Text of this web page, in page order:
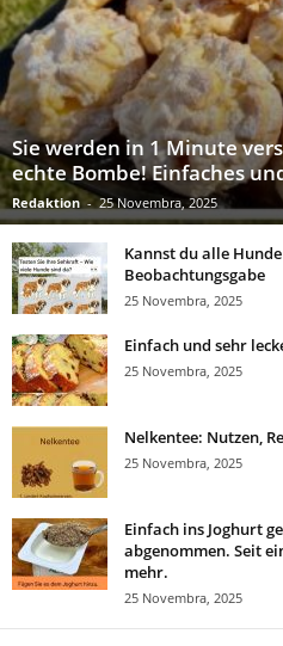
Sie werden in 1 Minute
echte Bombe! Einfaches
Redaktion - 25 Novembra, 2025
Kannst du alle
Beobachtungsgabe
25 Novembra, 2025
Einfach und sehr
25 Novembra, 2025
Nelkentee: Nutzen,
25 Novembra, 2025
Einfach ins Joghurt
abgenommen. Seit
mehr.
25 Novembra, 2025